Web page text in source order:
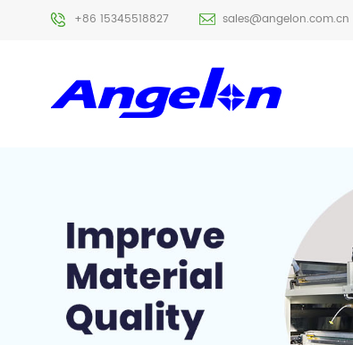
+86 15345518827 sales@angelon.com.cn